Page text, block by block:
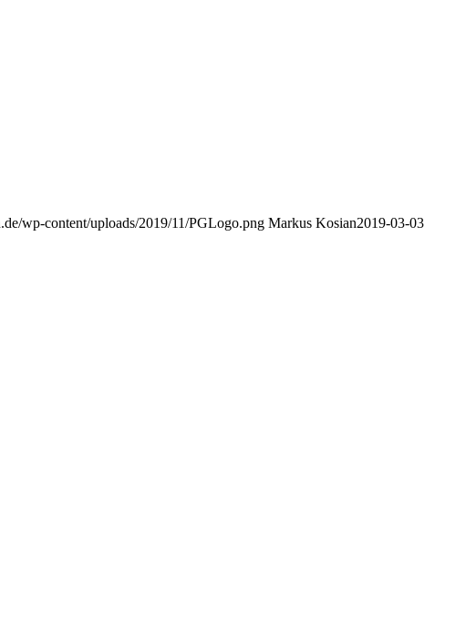
wp-content/uploads/2019/11/PGLogo.png Markus Kosian2019-03-03